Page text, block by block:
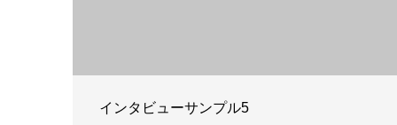
インタビューサンプル5